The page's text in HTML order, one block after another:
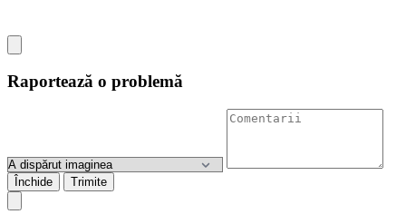
Raportează o problemă
Închide Trimite